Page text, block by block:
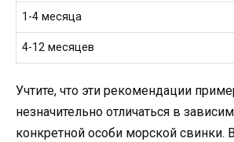
1-4 месяца
4-12 месяцев
Учтите, что эти рекомендации
незначительно отличаться в
конкретной особи морской свинки.